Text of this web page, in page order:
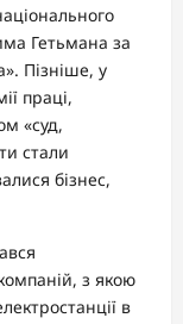
Гетьмана за
Пізніше, у
праці,
«суд,
стали
бізнес,
з якою
в